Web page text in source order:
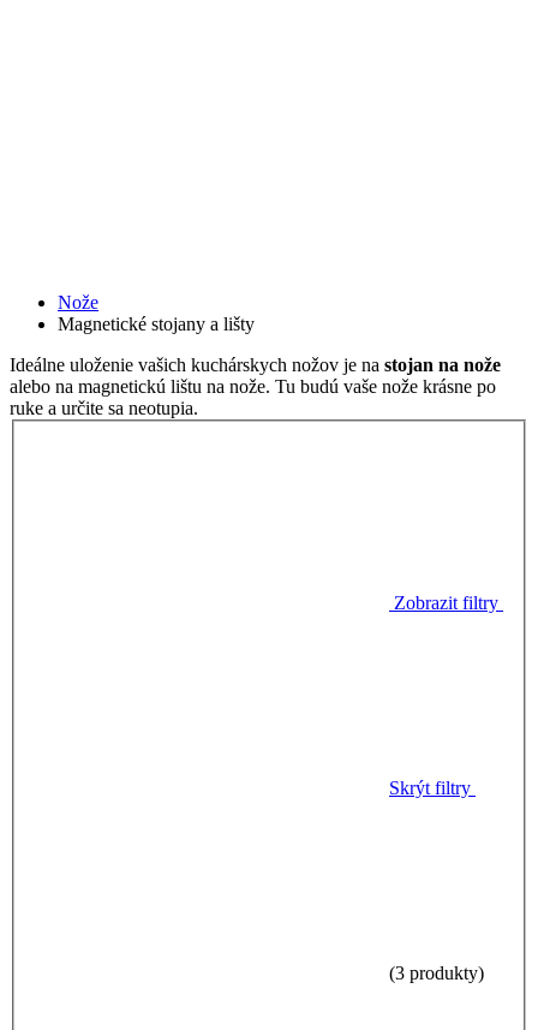
Nože
Magnetické stojany a lišty
Ideálne uloženie vašich kuchárskych nožov je na stojan na nože
alebo na magnetickú lištu na nože. Tu budú vaše nože krásne po
ruke a určite sa neotupia.
Zobrazit filtry
Skrýt filtry
(3 produkty)